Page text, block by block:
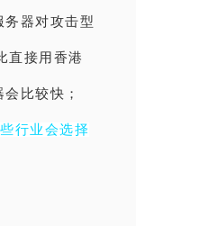
器对攻击型
直接用香港
比较快；
行业会选择